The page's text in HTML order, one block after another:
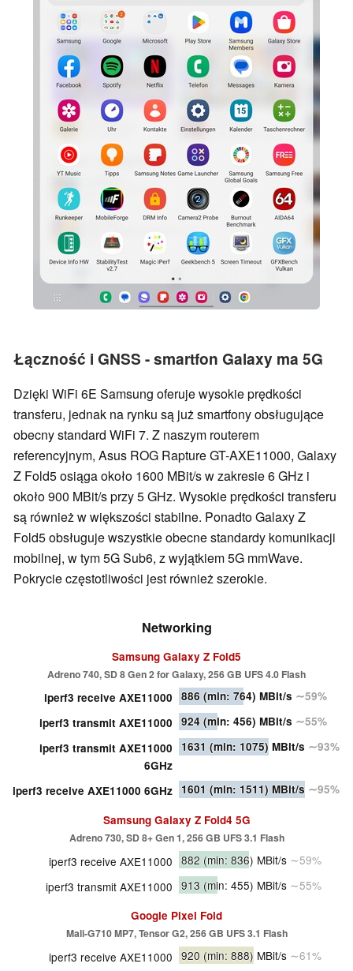
Łączność i GNSS - smartfon Galaxy ma 5G
Dzięki WiFi 6E Samsung oferuje wysokie prędkości
transferu, jednak na rynku są już smartfony obsługujące
obecny standard WiFi 7. Z naszym routerem
referencyjnym, Asus ROG Rapture GT-AXE11000, Galaxy
Z Fold5 osiąga około 1600 MBit/s w zakresie 6 GHz i
około 900 MBit/s przy 5 GHz. Wysokie prędkości transferu
są również w większości stabilne. Ponadto Galaxy Z
Fold5 obsługuje wszystkie obecne standardy komunikacji
mobilnej, w tym 5G Sub6, z wyjątkiem 5G mmWave.
Pokrycie częstotliwości jest również szerokie.
Networking
Samsung Galaxy Z Fold5
Adreno 740, SD 8 Gen 2 for Galaxy, 256 GB UFS 4.0 Flash
iperf3 receive AXE11000 886 (min: 764) MBit/s ∼59%
iperf3 transmit AXE11000
924 (min: 456) MBit/s ∼55%
iperf3 transmit AXE11000
6GHz
1631 (min: 1075) MBit/s ∼93%
iperf3 receive AXE11000 6GHz 1601 (min: 1511) MBit/s ∼95%
Samsung Galaxy Z Fold4 5G
Adreno 730, SD 8+ Gen 1, 256 GB UFS 3.1 Flash
iperf3 receive AXE11000 882 (min: 836) MBit/s ∼59%
iperf3 transmit AXE11000 913 (min: 455) MBit/s ∼55%
Google Pixel Fold
Mali-G710 MP7, Tensor G2, 256 GB UFS 3.1 Flash
iperf3 receive AXE11000 920 (min: 888) MBit/s ∼61%